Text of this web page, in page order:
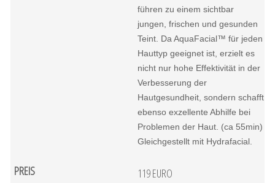
führen zu einem sichtbar
jungen, frischen und gesunden
Teint. Da AquaFacial™ für jeden
Hauttyp geeignet ist, erzielt es
nicht nur hohe Effektivität in der
Verbesserung der
Hautgesundheit, sondern schafft
ebenso exzellente Abhilfe bei
Problemen der Haut. (ca 55min)
Gleichgestellt mit Hydrafacial.
119 EURO